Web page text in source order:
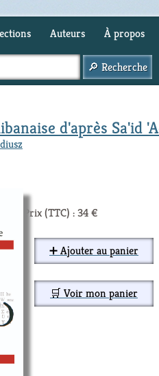
Auteurs À propos
d'après Sa'id
Prix (TTC) : 34 €
➕ Ajouter au panier
🛒 Voir mon panier